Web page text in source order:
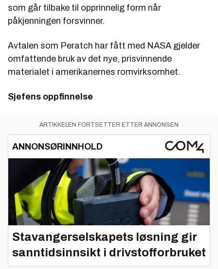
som går tilbake til opprinnelig form når
påkjenningen forsvinner.
Avtalen som Peratch har fått med NASA gjelder
omfattende bruk av det nye, prisvinnende
materialet i amerikanernes romvirksomhet.
Sjefens oppfinnelse
ARTIKKELEN FORTSETTER ETTER ANNONSEN
ANNONSØRINNHOLD
Stavangerselskapets løsning gir
sanntidsinnsikt i drivstofforbruket